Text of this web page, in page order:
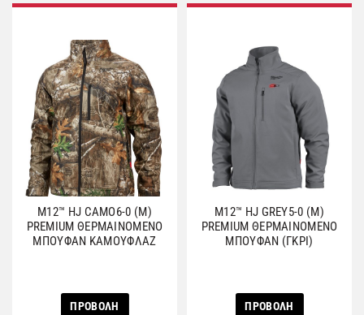
M12™ HJ CAMO6-0 (M)
PREMIUM ΘΕΡΜΑΙΝΟΜΕΝΟ
ΜΠΟΥΦΑΝ ΚΑΜΟΥΦΛΑΖ
ΠΡΟΒΟΛΗ
M12™ HJ GREY5-0 (Μ)
PREMIUM ΘΕΡΜΑΙΝΟΜΕΝΟ
ΜΠΟΥΦΑΝ (ΓΚΡΙ)
ΠΡΟΒΟΛΗ